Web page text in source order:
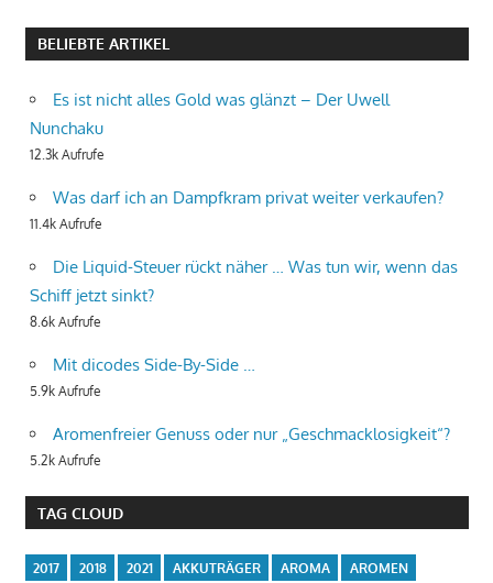
BELIEBTE ARTIKEL
Es ist nicht alles Gold was glänzt – Der Uwell
Nunchaku
12.3k Aufrufe
Was darf ich an Dampfkram privat weiter verkaufen?
11.4k Aufrufe
Die Liquid-Steuer rückt näher … Was tun wir, wenn das
Schiff jetzt sinkt?
8.6k Aufrufe
Mit dicodes Side-By-Side …
5.9k Aufrufe
Aromenfreier Genuss oder nur „Geschmacklosigkeit“?
5.2k Aufrufe
TAG CLOUD
2017 2018 2021 AKKUTRÄGER AROMA
AROMEN